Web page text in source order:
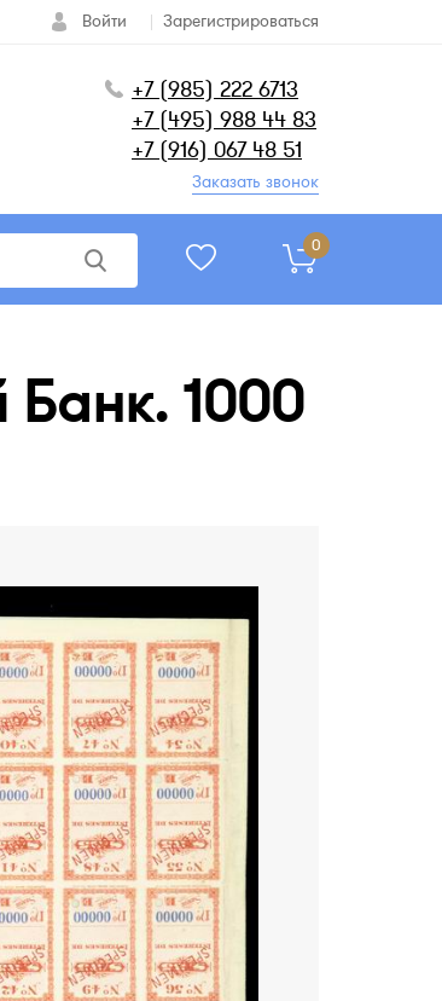
Зарегистрироваться
Войти
+7 (985) 222 6713
+7 (495) 988 44 83
+7 (916) 067 48 51
Заказать звонок
0
1000